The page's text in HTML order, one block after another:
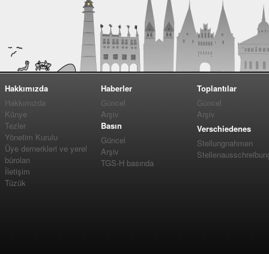
Hakkımızda
Hakkımızda
Künye
Tezler
Yönetim Kurulu
Üye dernerkleri ve yerel
büroları
İletişim
Tüzük
Haberler
Güncel
Arşiv
Basın
Güncel
Arşiv
TGS-H basında
Toplantılar
Güncel
Arşiv
Verschiedenes
Stellungnahmen